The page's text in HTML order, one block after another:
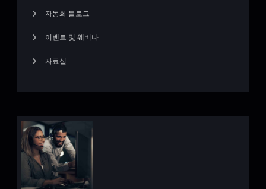
자동화 블로그
이벤트 및 웨비나
자료실